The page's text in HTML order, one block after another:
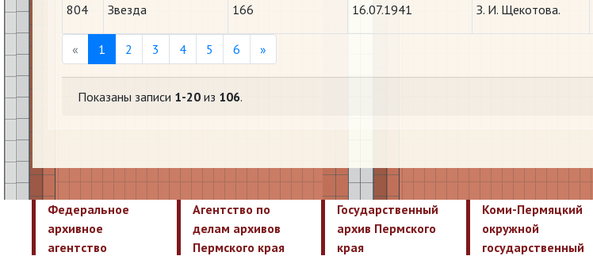
804 Звезда 166 16.07.1941 З. И. Щекотова.
« Previous
1 2 3 4 5 6 »
Показаны записи 1-20 из 106.
Федеральное
архивное
агентство
Агентство по
делам архивов
Пермского края
Государственный
архив Пермского
края
Коми-Пермяцкий
окружной
государственный